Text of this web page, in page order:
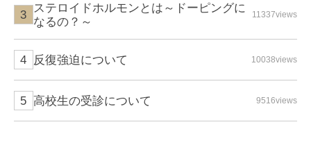
ステロイドホルモンとは～ドーピングに
なるの？～
11337views
反復強迫について 10038views
高校生の受診について 9516views